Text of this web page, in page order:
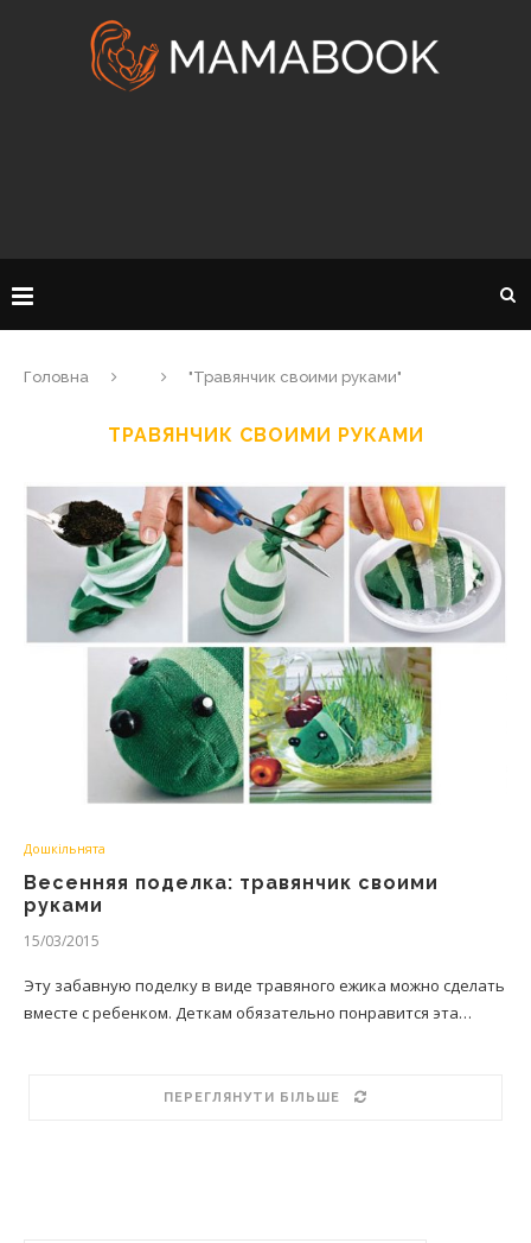
Головна "Травянчик своими руками"
ТРАВЯНЧИК СВОИМИ РУКАМИ
Дошкільнята
Весенняя поделка: травянчик своими
руками
15/03/2015
Эту забавную поделку в виде травяного ежика можно сделать
вместе с ребенком. Деткам обязательно понравится эта…
ПЕРЕГЛЯНУТИ БІЛЬШЕ